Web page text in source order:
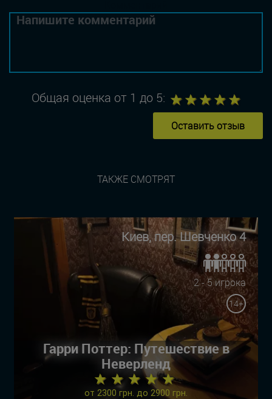
Общая оценка от 1 до 5: 4
3
2
1
Оставить отзыв
ТАКЖЕ СМОТРЯТ
Киев, пер. Шевченко 4
2 - 5 игрока
14+
Гарри Поттер: Путешествие в
Неверленд
★ ★ ★ ★ ★
от 2300 грн. до 2900 грн.